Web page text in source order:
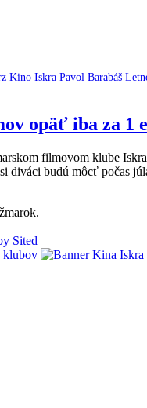
Kino Iskra Pavol Barabáš
opäť iba za 1
filmovom klube
diváci budú môcť počas